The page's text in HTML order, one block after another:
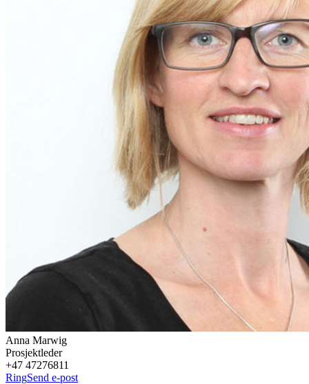
Anna Marwig
Prosjektleder
+47 47276811
RingSend e-post